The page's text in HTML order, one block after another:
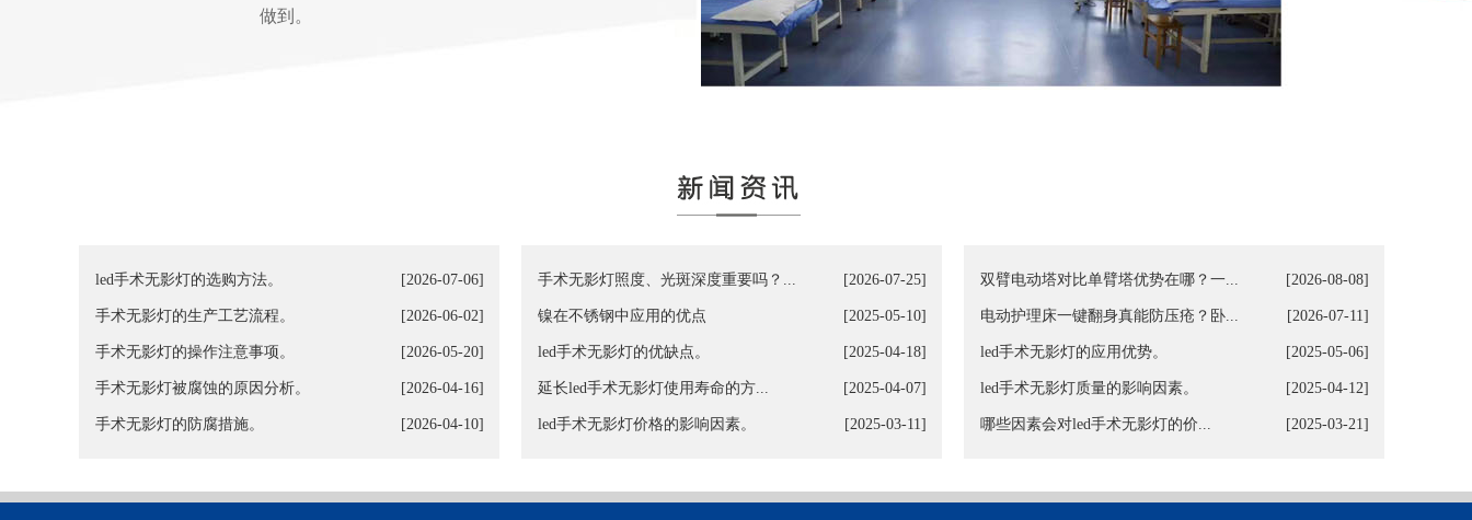
做到。
led手术无影灯的选购方法。 [2026-07-06]
手术无影灯的生产工艺流程。 [2026-06-02]
手术无影灯的操作注意事项。 [2026-05-20]
手术无影灯被腐蚀的原因分析。 [2026-04-16]
手术无影灯的防腐措施。 [2026-04-10]
手术无影灯照度、光斑深度重要吗？... [2026-07-25]
镍在不锈钢中应用的优点 [2025-05-10]
led手术无影灯的优缺点。 [2025-04-18]
延长led手术无影灯使用寿命的方... [2025-04-07]
led手术无影灯价格的影响因素。 [2025-03-11]
双臂电动塔对比单臂塔优势在哪？一... [2026-08-08]
电动护理床一键翻身真能防压疮？卧... [2026-07-11]
led手术无影灯的应用优势。 [2025-05-06]
led手术无影灯质量的影响因素。 [2025-04-12]
哪些因素会对led手术无影灯的价... [2025-03-21]